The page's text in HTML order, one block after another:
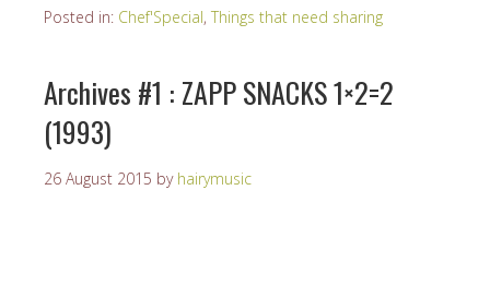
Posted in: Chef'Special, Things that need sharing
Archives #1 : ZAPP SNACKS 1×2=2
(1993)
26 August 2015 by hairymusic